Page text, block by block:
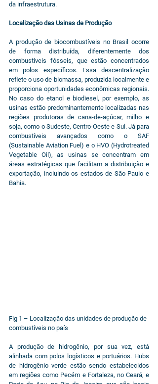
da infraestrutura.
Localização das Usinas de Produção
A produção de biocombustíveis no Brasil ocorre
de forma distribuída, diferentemente dos
combustíveis fósseis, que estão concentrados
em polos específicos. Essa descentralização
reflete o uso de biomassa, produzida localmente e
proporciona oportunidades econômicas regionais.
No caso do etanol e biodiesel, por exemplo, as
usinas estão predominantemente localizadas nas
regiões produtoras de cana-de-açúcar, milho e
soja, como o Sudeste, Centro-Oeste e Sul. Já para
combustíveis avançados como o SAF
(Sustainable Aviation Fuel) e o HVO (Hydrotreated
Vegetable Oil), as usinas se concentram em
áreas estratégicas que facilitam a distribuição e
exportação, incluindo os estados de São Paulo e
Bahia.
Fig 1 – Localização das unidades de produção de
combustíveis no país
A produção de hidrogênio, por sua vez, está
alinhada com polos logísticos e portuários. Hubs
de hidrogênio verde estão sendo estabelecidos
em regiões como Pecém e Fortaleza, no Ceará, e